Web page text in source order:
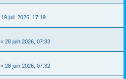
19 juil. 2026, 17:19
« 28 juin 2026, 07:33
« 28 juin 2026, 07:32